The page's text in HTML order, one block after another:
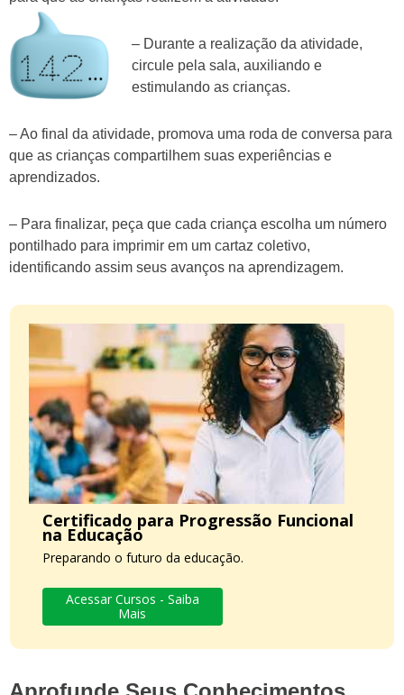
– Durante a realização da atividade,
circule pela sala, auxiliando e
estimulando as crianças.
– Ao final da atividade, promova uma roda de conversa para
que as crianças compartilhem suas experiências e
aprendizados.
– Para finalizar, peça que cada criança escolha um número
pontilhado para imprimir em um cartaz coletivo,
identificando assim seus avanços na aprendizagem.
Certificado para Progressão Funcional
na Educação
Preparando o futuro da educação.
Acessar Cursos - Saiba
Mais